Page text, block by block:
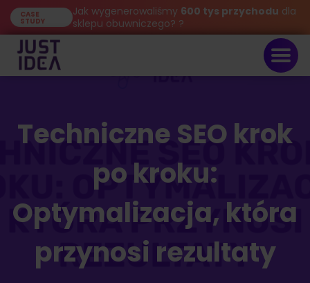
CASE
STUDY
Jak wygenerowaliśmy 600 tys przychodu dla
sklepu obuwniczego? ?
Techniczne SEO krok
po kroku:
Optymalizacja, która
przynosi rezultaty